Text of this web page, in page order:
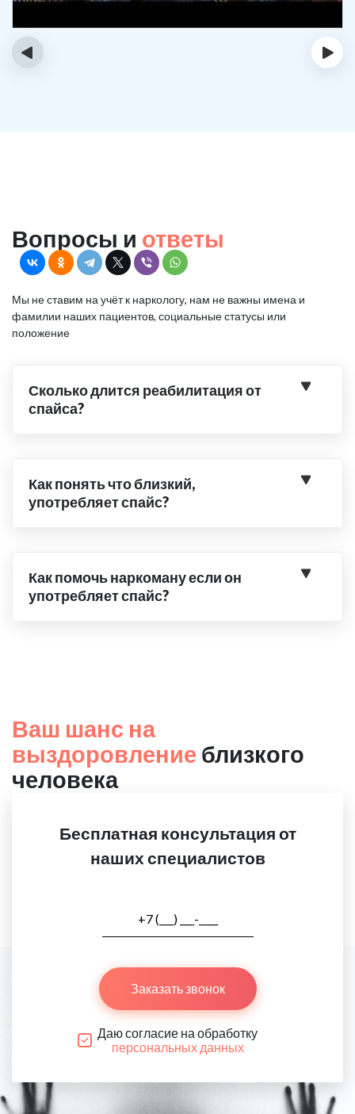
‹ ›
Вопросы и ответы
Мы не ставим на учёт к наркологу, нам не важны имена и
фамилии наших пациентов, социальные статусы или
положение
Сколько длится реабилитация от
спайса?
Как понять что близкий,
употребляет спайс?
Как помочь наркоману если он
употребляет спайс?
Ваш шанс на
выздоровление близкого
человека
Бесплатная консультация от
наших специалистов
Заказать звонок
Даю согласие на обработку
персональных данных